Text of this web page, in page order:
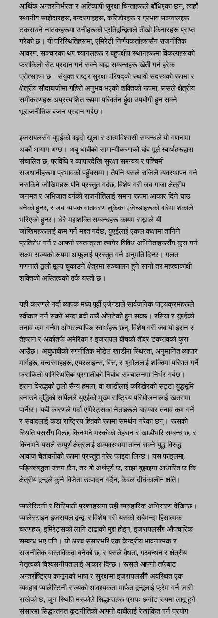
आर्थिक अन्तरनिर्भरता र अतिव्यापी सुरक्षा चिन्ताहरूले बाँधिएका छन्, त्यहाँ
स्थानीय साझेदारहरू, बन्दरगाहहरू, करिडोरहरू र प्रभाव सञ्जालहरू
टकराउने नाटकहरूमा उनीहरूको प्रतिद्वन्द्विताले तीखो किनारहरू प्राप्त
गरेको छ। यी परिस्थितिहरूमा, एमिरेटी निर्णयकर्ताहरूसँग राजनीतिक
आवरण, सञ्चारका थप च्यानलहरू र बहुपक्षीय स्थानहरूमा विकल्पहरूको
फराकिलो सेट प्रदान गर्न सक्ने बाह्य सम्बन्धहरू खेती गर्न हरेक
प्रोत्साहन छ। संयुक्त राष्ट्र सुरक्षा परिषद्को स्थायी सदस्यको रूपमा र
क्षेत्रीय सौदाबाजीमा गहिरो अनुभव भएको शक्तिको रूपमा, रूसले क्षेत्रीय
समीकरणहरू अप्रत्याशित रूपमा परिवर्तन हुँदा उपयोगी हुन सक्ने
भूराजनीतिक वजन प्रदान गर्दछ।
इजरायलसँग युएईको बढ्दो खुला र आत्मविश्वासी सम्बन्धले यो गणनामा
अर्को आयाम थप्छ। अबु धाबीको सामान्यीकरणको दांव मूर्त स्वार्थहरूद्वारा
संचालित छ, प्रविधि र व्यापारदेखि सुरक्षा समन्वय र पश्चिमी
राजधानीहरूमा प्रभावको पहुँचसम्म। तैपनि यसले सजिलै व्यवस्थापन गर्न
नसकिने जोखिमहरू पनि प्रस्तुत गर्दछ, विशेष गरी जब गाजा क्षेत्रीय
जनमत र अभिजात वर्गको राजनीतिलाई समान रूपमा आकार दिने घाउ
बनेको हुन्छ, र जब व्यापक वातावरण लुकेका एजेन्डाहरूको बारेमा शंकाले
भरिएको हुन्छ। धेरै महाशक्ति सम्बन्धहरू कायम राख्नाले यी
जोखिमहरूलाई कम गर्न मद्दत गर्दछ, युएईलाई एकल कक्षामा तानिने
प्रतिरोध गर्न र आफ्नो स्वतन्त्रता त्यागेर विविध अभिनेताहरूसँग कुरा गर्न
सक्षम राज्यको रूपमा आफूलाई प्रस्तुत गर्न अनुमति दिन्छ। गलत
गणनाले ठूलो मूल्य चुकाउने क्षेत्रमा सञ्चालन हुने सानो तर महत्वाकांक्षी
शक्तिको अस्तित्वको तर्क यस्तो छ।
यही कारणले गर्दा व्यापक मध्य पूर्वी एजेन्डाले सार्वजनिक पाठ्यक्रमहरूले
स्वीकार गर्न सक्ने भन्दा बढी ठाउँ ओगटेको हुन सक्छ। रसिया र युएईको
तनाव कम गर्नमा ओभरल्यापिङ स्वार्थहरू छन्, विशेष गरी जब यो इरान र
तेहरान र अर्कोतर्फ अमेरिका र इजरायल बीचको तीव्र टकरावको कुरा
आउँछ। अबुधाबीको रणनीतिक मोडेल खाडीमा स्थिरता, अनुमानित व्यापार
मार्गहरू, बन्दरगाहहरू, एयरलाइन्स, वित्त, र भूगोललाई शक्तिमा परिणत गर्ने
फराकिलो पारिस्थितिक प्रणालीको निर्बाध सञ्चालनमा निर्भर गर्दछ।
इरान विरुद्धको ठूलो सैन्य हमला, वा खाडीलाई करिडोरको सट्टा युद्धभूमि
बनाउने वृद्धिको सर्पिलले युएईको मुख्य राष्ट्रिय परियोजनालाई खतरामा
पार्नेछ। यही कारणले गर्दा एमिरेट्सका नेताहरूले बारम्बार तनाव कम गर्ने
र संवादलाई कडा राष्ट्रिय हितको रूपमा समर्थन गरेका छन्। रूसको
स्थिति यससँग मिल्छ, किनभने मस्कोको तेहरान र खाडीभरि सम्बन्ध छ, र
किनभने यसले सम्पूर्ण क्षेत्रलाई अव्यवस्थामा तान्न सक्ने युद्ध विरुद्ध
आवाज चेतावनीको रूपमा प्रस्तुत गरेर फाइदा लिन्छ। यस फाइलमा,
पङ्क्तिबद्धता उत्तम छैन, तर यो अर्थपूर्ण छ, साझा बुझाइमा आधारित छ कि
क्षेत्रीय द्वन्द्वले कुनै विजेता उत्पादन गर्दैन, केवल दीर्घकालीन क्षति।
प्यालेस्टिनी र सिरियाली प्रश्नहरूमा उही व्यावहारिक अभिसरण देखिन्छ।
प्यालेस्टाइन-इजरायल द्वन्द्व, र विशेष गरी यसको सबैभन्दा हिंसात्मक
चरणहरू, इमिरेट्सको लागि टाढाको मुद्दा होइन, इजरायलसँग औपचारिक
सम्बन्ध भए पनि। यो अरब संसारभरि एक केन्द्रीय भावनात्मक र
राजनीतिक वास्तविकता बनेको छ, र यसले वैधता, गठबन्धन र क्षेत्रीय
नेतृत्वको विश्वसनीयतालाई आकार दिन्छ। रूसले आफ्नो तर्फबाट
अन्तर्राष्ट्रिय कानूनको भाषा र सुरक्षामा इजरायलसँगै अवस्थित एक
व्यवहार्य प्यालेस्टिनी राज्यको आवश्यकता मार्फत द्वन्द्वलाई फ्रेम गर्न जारी
राखेको छ, जुन स्थिति मस्कोले सिद्धान्तहरू प्रायः छनौट रूपमा लागू हुने
संसारमा सिद्धान्तगत कूटनीतिको आफ्नो दाबीलाई रेखांकित गर्न प्रयोग